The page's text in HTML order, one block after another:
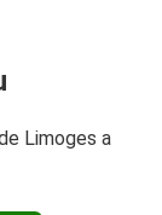
Limoges a